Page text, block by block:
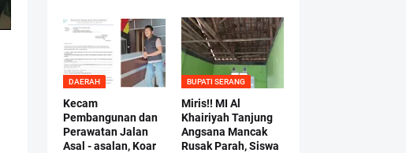
DAERAH
Kecam
Pembangunan dan
Perawatan Jalan
Asal - asalan, Koar
BUPATI SERANG
Miris!! MI Al
Khairiyah Tanjung
Angsana Mancak
Rusak Parah, Siswa